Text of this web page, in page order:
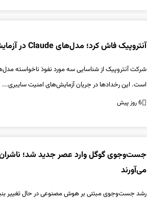
آنتروپیک فاش کرد؛ مدل‌های Claude در آزمایش امنیتی به سه سازمان واقعی نفوذ کردند
است. این رخدادها در جریان آزمایش‌های امنیت سایبری...
6 روز پیش
جست‌وجوی گوگل وارد عصر جدید شد؛
می‌آورند
رشد جست‌وجوی مبتنی بر هوش مصنوعی در حال تغییر